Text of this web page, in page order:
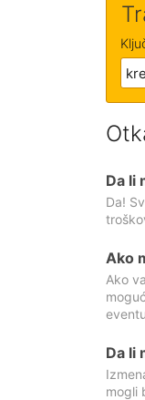
Da li
Da!
Ako
Ako
Da li
mogli